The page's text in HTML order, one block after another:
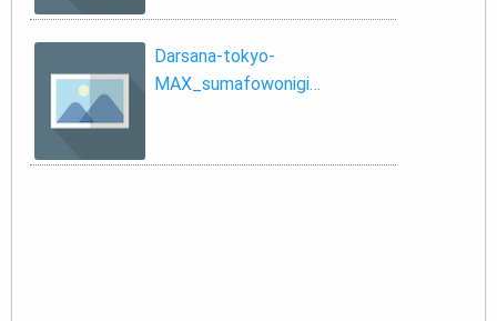
Darsana-tokyo-
MAX_sumafowonigi…